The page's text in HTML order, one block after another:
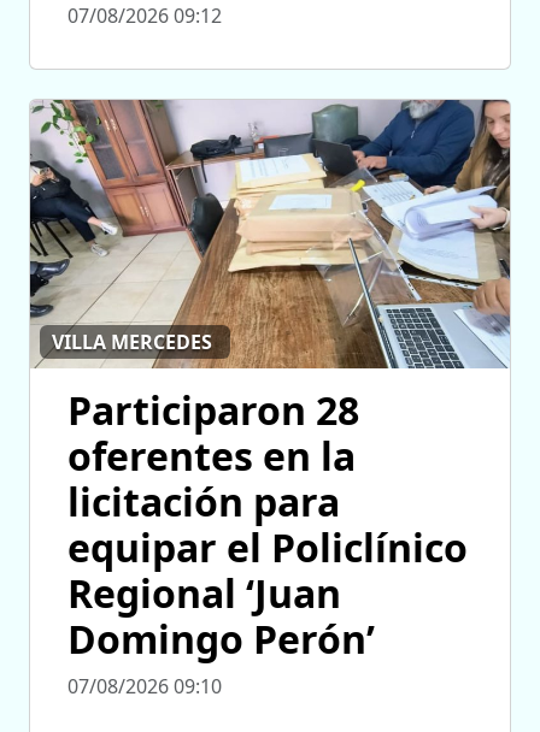
07/08/2026 09:12
VILLA MERCEDES
Participaron 28
oferentes en la
licitación para
equipar el Policlínico
Regional ‘Juan
Domingo Perón’
07/08/2026 09:10